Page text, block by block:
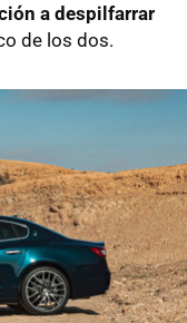
a despilfarrar
de los dos.